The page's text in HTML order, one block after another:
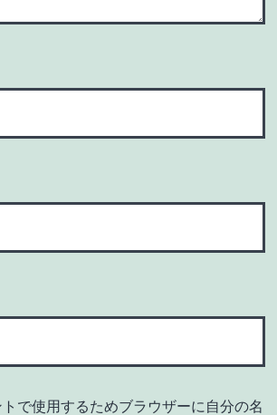
で使用するためブラウザーに自分の名